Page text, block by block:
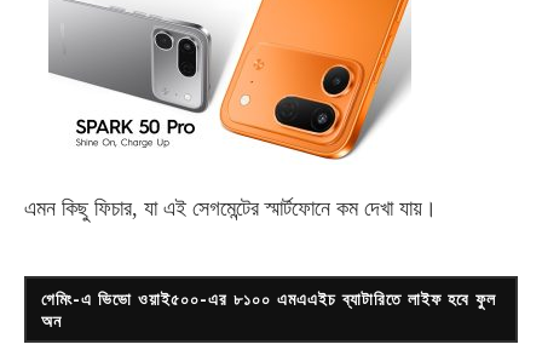
এমন কিছু ফিচার, যা এই সেগমেন্টের স্মার্টফোনে কম দেখা যায়।
গেমিং-এ ভিভো ওয়াই৫০০-এর ৮১০০ এমএএইচ ব্যাটারিতে লাইফ হবে ফুল
অন